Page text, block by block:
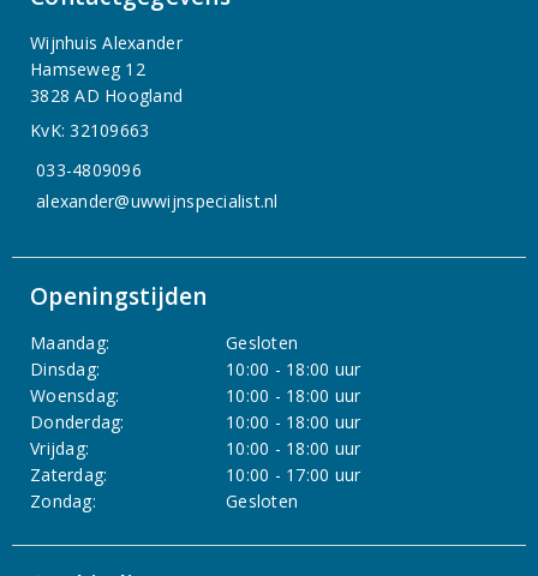
Wijnhuis Alexander
Hamseweg 12
3828 AD Hoogland
KvK: 32109663
033-4809096
alexander@uwwijnspecialist.nl
Openingstijden
Maandag:
Gesloten
Dinsdag:
10:00 - 18:00 uur
Woensdag:
10:00 - 18:00 uur
Donderdag:
10:00 - 18:00 uur
Vrijdag:
10:00 - 18:00 uur
Zaterdag:
10:00 - 17:00 uur
Zondag:
Gesloten